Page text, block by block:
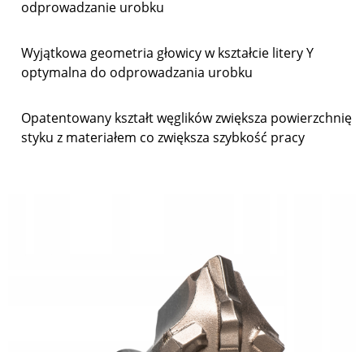
odprowadzanie urobku
Wyjątkowa geometria głowicy w kształcie litery Y
optymalna do odprowadzania urobku
Opatentowany kształt węglików zwiększa powierzchnię
styku z materiałem co zwiększa szybkość pracy